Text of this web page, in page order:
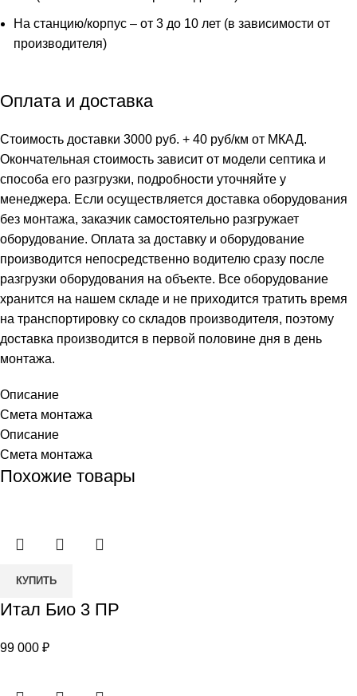
На станцию/корпус – от 3 до 10 лет (в зависимости от
производителя)
Оплата и доставка
Стоимость доставки 3000 руб. + 40 руб/км от МКАД.
Окончательная стоимость зависит от модели септика и
способа его разгрузки, подробности уточняйте у
менеджера. Если осуществляется доставка оборудования
без монтажа, заказчик самостоятельно разгружает
оборудование. Оплата за доставку и оборудование
производится непосредственно водителю сразу после
разгрузки оборудования на объекте. Все оборудование
хранится на нашем складе и не приходится тратить время
на транспортировку со складов производителя, поэтому
доставка производится в первой половине дня в день
монтажа.
Описание
Смета монтажа
Описание
Смета монтажа
Похожие товары
Количество
Итал
3
КУПИТЬ
Итал Био 3 ПР
99 000 ₽